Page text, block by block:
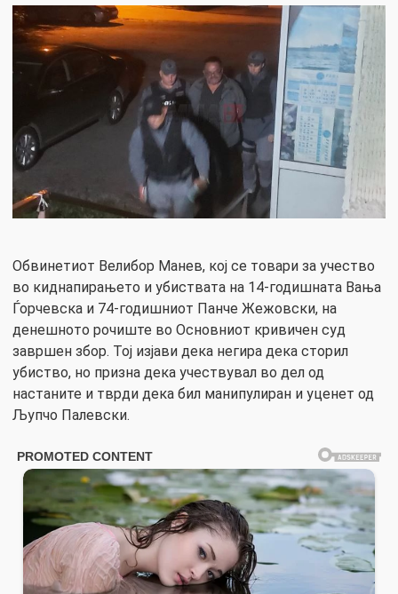
Обвинетиот Велибор Манев, кој се товари за учество
во киднапирањето и убиствата на 14-годишната Вања
Ѓорчевска и 74-годишниот Панче Жежовски, на
денешното рочиште во Основниот кривичен суд
завршен збор. Тој изјави дека негира дека сторил
убиство, но призна дека учествувал во дел од
настаните и тврди дека бил манипулиран и уценет од
Љупчо Палевски.